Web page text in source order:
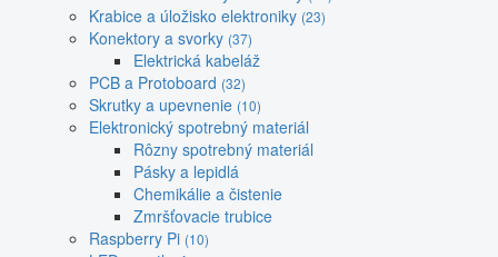
Krabice a úložisko elektroniky (23)
Konektory a svorky (37)
Elektrická kabeláž
PCB a Protoboard (32)
Skrutky a upevnenie (10)
Elektronický spotrebný materiál
Rôzny spotrebný materiál
Pásky a lepidlá
Chemikálie a čistenie
Zmršťovacie trubice
Raspberry Pi (10)